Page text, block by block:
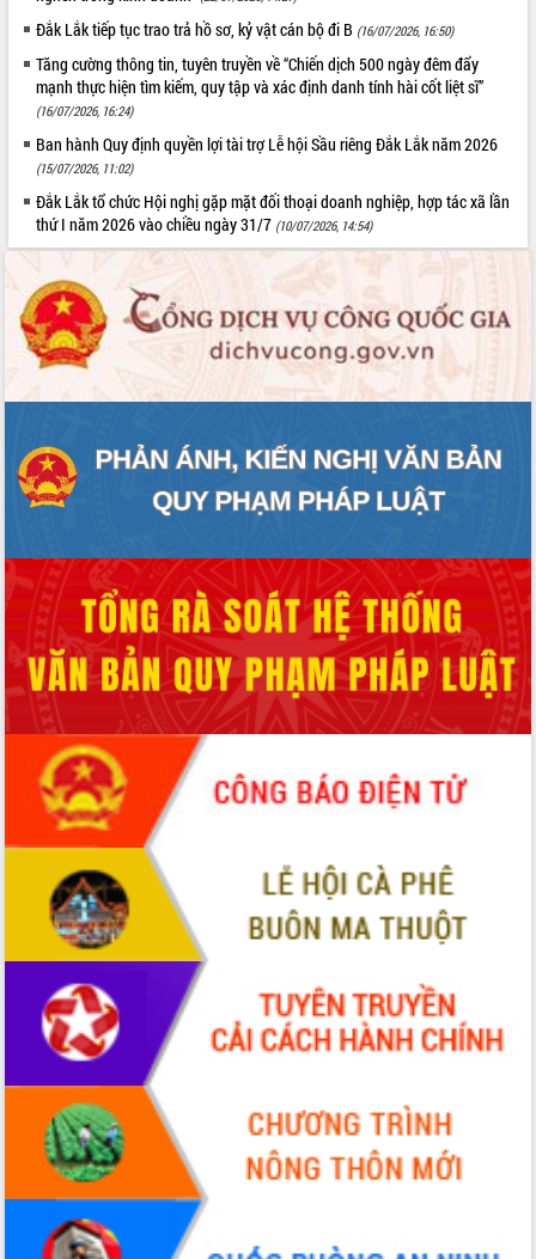
Đắk Lắk tiếp tục trao trả hồ sơ, kỷ vật cán bộ đi B (16/07/2026, 16:50)
Tăng cường thông tin, tuyên truyền về “Chiến dịch 500 ngày đêm đẩy
mạnh thực hiện tìm kiếm, quy tập và xác định danh tính hài cốt liệt sĩ”
(16/07/2026, 16:24)
Ban hành Quy định quyền lợi tài trợ Lễ hội Sầu riêng Đắk Lắk năm 2026
(15/07/2026, 11:02)
Đắk Lắk tổ chức Hội nghị gặp mặt đối thoại doanh nghiệp, hợp tác xã lần
thứ I năm 2026 vào chiều ngày 31/7 (10/07/2026, 14:54)